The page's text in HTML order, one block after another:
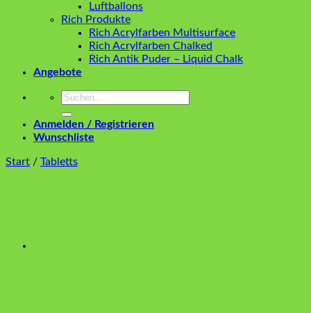
Luftballons
Rich Produkte
Rich Acrylfarben Multisurface
Rich Acrylfarben Chalked
Rich Antik Puder – Liquid Chalk
Angebote
Suchen
Anmelden / Registrieren
Wunschliste
Start / Tabletts